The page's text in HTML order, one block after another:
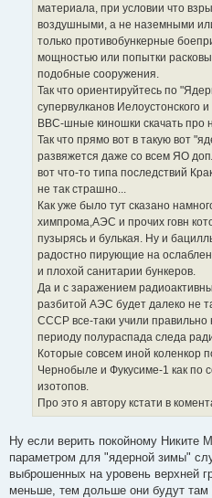
материала, при условии что
воздушными, а не наземными
только противобункерные
мощностью или попытки
подобные сооружения.
Так что ориентируйтесь по
супервулканов Иелоустонского
ВВС-шные киношки скачать про
Так что прямо вот в такую вот
развяжется даже со всем ЯО
вот что-то типа последствий
не так страшно...
Как уже было тут сказано
химпрома,АЭС и прочих говн
пузырясь и булькая. Ну и
радостно пирующие на
и плохой санитарии бункеров.
Да и с заражением
разбитой АЭС будет далеко не
СССР все-таки учили
периоду полураспада следа
Которые совсем иной коленкор
Чернобыле и Фукусиме-1 как по
изотопов.
Про это я автору кстати в
Ну если верить покойному Никите
параметром для "ядерной зимы"
выброшенных на уровень верхней
меньше, тем дольше они будут там